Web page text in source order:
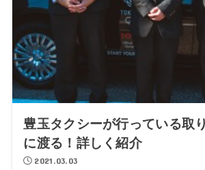
豊玉タクシーが行っている取
に渡る！詳しく紹介
2021.03.03